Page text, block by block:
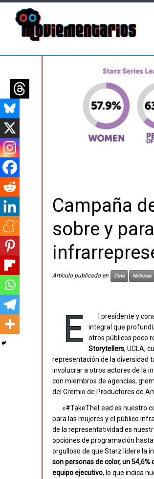
contenido
Campaña
sobre y
Artículo publicado en Cine Noticias
E l presidente y
integral que
otros públicos poco
Storytellers, UCLA,
representación de la diversidad
involucrar a otros actores de la
con miembros de agencias,
del Gremio de Productores de
«#TakeTheLead es nuestro
para las mujeres y el público
de la representatividad es
opciones de programación
orgulloso de que Starz lidere la
son personas de color, un
equipo ejecutivo, lo que indica